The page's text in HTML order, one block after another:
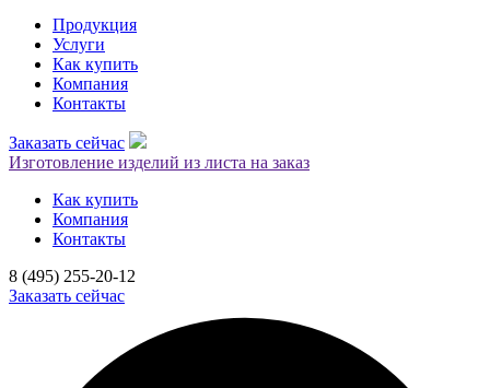
Продукция
Услуги
Как купить
Компания
Контакты
Заказать сейчас
Изготовление изделий из листа на заказ
Как купить
Компания
Контакты
8 (495) 255-20-12
Заказать сейчас